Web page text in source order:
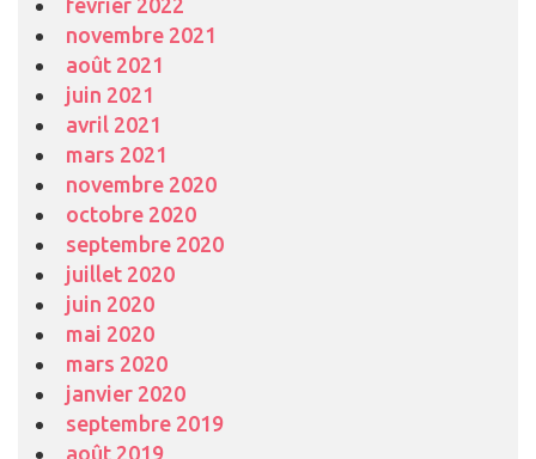
novembre 2021
août 2021
juin 2021
avril 2021
mars 2021
novembre 2020
octobre 2020
septembre 2020
juillet 2020
juin 2020
mai 2020
mars 2020
janvier 2020
septembre 2019
août 2019